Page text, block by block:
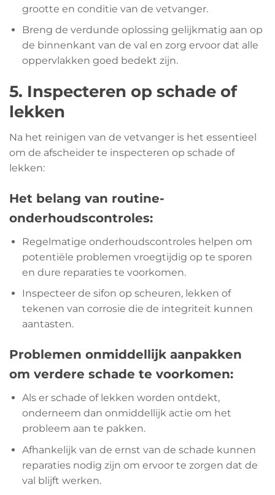
grootte en conditie van de vetvanger.
Breng de verdunde oplossing gelijkmatig aan op
de binnenkant van de val en zorg ervoor dat alle
oppervlakken goed bedekt zijn.
5. Inspecteren op schade of
lekken
Na het reinigen van de vetvanger is het essentieel
om de afscheider te inspecteren op schade of
lekken:
Het belang van routine-
onderhoudscontroles:
Regelmatige onderhoudscontroles helpen om
potentiële problemen vroegtijdig op te sporen
en dure reparaties te voorkomen.
Inspecteer de sifon op scheuren, lekken of
tekenen van corrosie die de integriteit kunnen
aantasten.
Problemen onmiddellijk aanpakken
om verdere schade te voorkomen:
Als er schade of lekken worden ontdekt,
onderneem dan onmiddellijk actie om het
probleem aan te pakken.
Afhankelijk van de ernst van de schade kunnen
reparaties nodig zijn om ervoor te zorgen dat de
val blijft werken.